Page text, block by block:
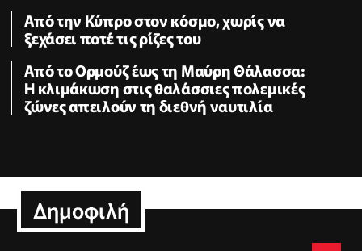
Από την Κύπρο στον κόσμο, χωρίς να
ξεχάσει ποτέ τις ρίζες του
Από το Ορμούζ έως τη Μαύρη Θάλασσα:
Η κλιμάκωση στις θαλάσσιες πολεμικές
ζώνες απειλούν τη διεθνή ναυτιλία
Δημοφιλή